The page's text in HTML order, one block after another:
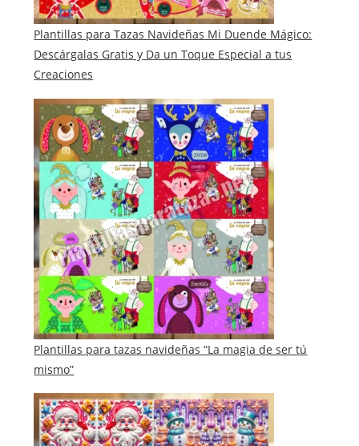
Plantillas para Tazas Navideñas Mi Duende Mágico:
Descárgalas Gratis y Da un Toque Especial a tus
Creaciones
Plantillas para tazas navideñas “La magia de ser tú
mismo”